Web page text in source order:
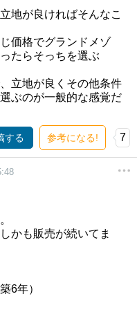
地が良ければそんなこ
価格でグランドメゾ
たらそっちを選ぶ
立地が良くその他条件
ぶのが一般的な感覚だ
する 参考になる! 7
かも販売が続いてま
6年）